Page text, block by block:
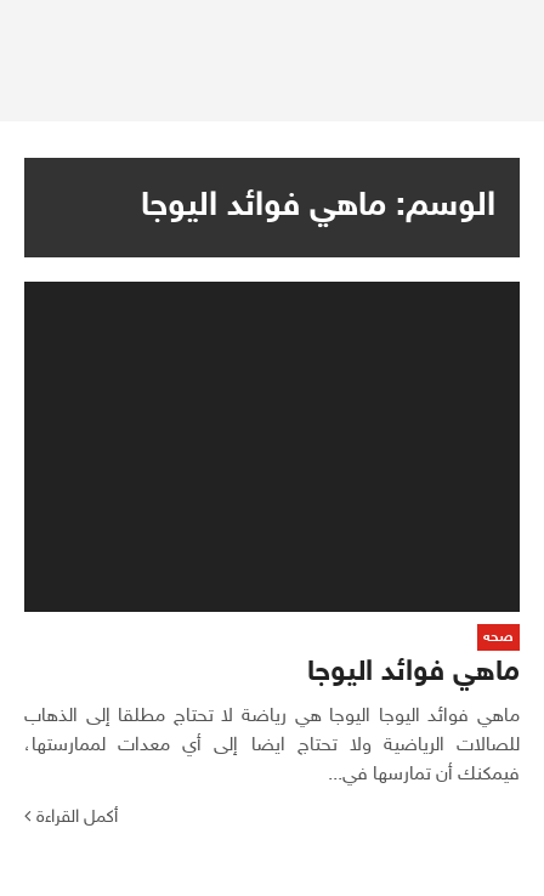
الوسم: ماهي فوائد اليوجا
صحه
ماهي فوائد اليوجا
ماهي فوائد اليوجا اليوجا هي رياضة لا تحتاج مطلقا إلى الذهاب
للصالات الرياضية ولا تحتاج ايضا إلى أي معدات لممارستها،
فيمكنك أن تمارسها في...
أكمل القراءة